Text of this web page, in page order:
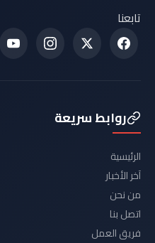
تابعنا
روابط سريعة
الرئيسية
آخر الأخبار
من نحن
اتصل بنا
فريق العمل